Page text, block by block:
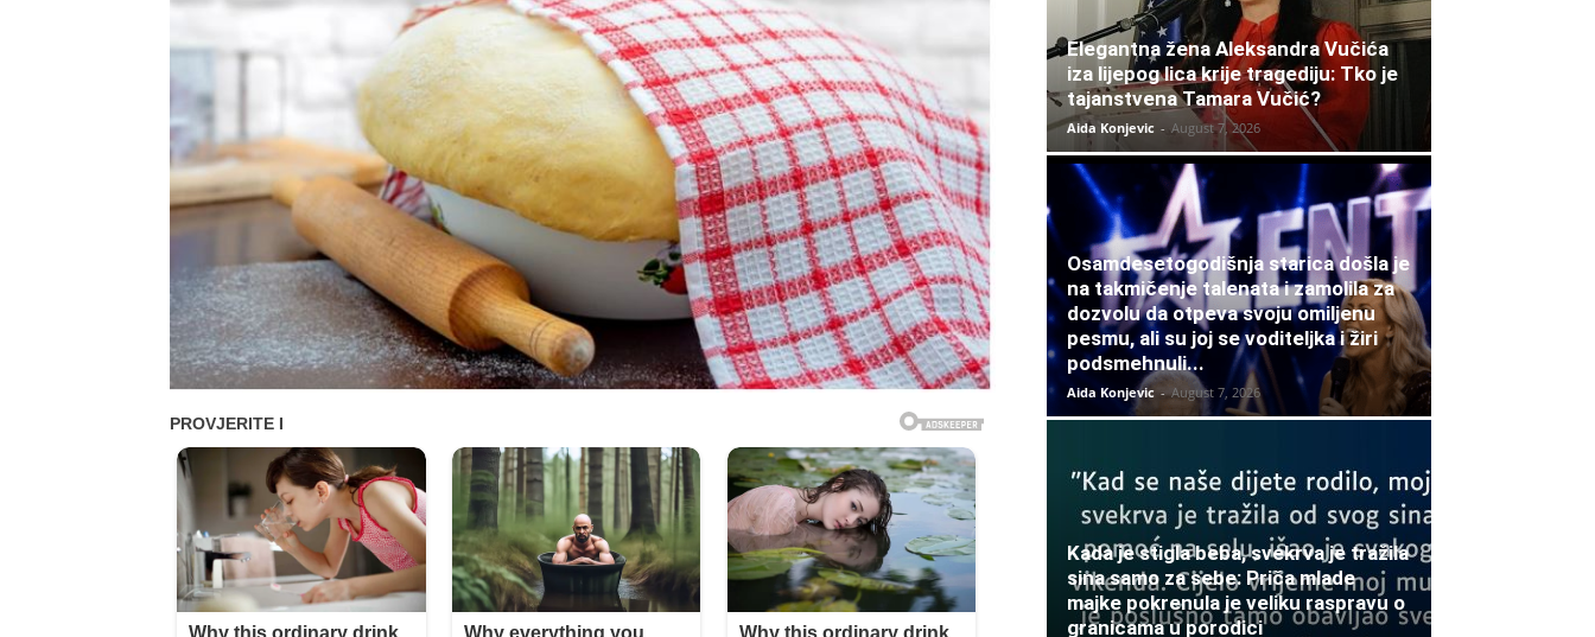
Elegantna žena Aleksandra Vučića
iza lijepog lica krije tragediju: Tko je
tajanstvena Tamara Vučić?
Aida Konjevic - August 7, 2026
Osamdesetogodišnja starica došla je
na takmičenje talenata i zamolila za
dozvolu da otpeva svoju omiljenu
pesmu, ali su joj se voditeljka i žiri
podsmehnuli...
Aida Konjevic - August 7, 2026
Kada je stigla beba, svekrva je tražila
sina samo za sebe: Priča mlade
majke pokrenula je veliku raspravu o
granicama u porodici